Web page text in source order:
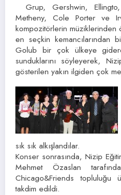
Grup, Gershwin,
Metheny, Cole Porter ve
kompozitörlerin müziklerinden
en seçkin kemancılarından
Golub bir çok ülkeye
sunduklarını söyleyerek,
gösterilen yakın ilgiden çok
sık sık alkışlandılar.
Konser sonrasında, Nizip
Mehmet Özaslan
Chicago&Friends
takdim edildi.